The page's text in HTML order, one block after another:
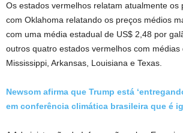
Os estados vermelhos relatam atualmente os
com Oklahoma relatando os preços médios
com uma média estadual de US$ 2,48 por
outros quatro estados vermelhos com médias
Mississippi, Arkansas, Louisiana e Texas.
Newsom afirma que Trump está
em conferência climática brasileira que é